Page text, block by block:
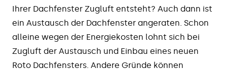
Ihrer Dachfenster Zugluft entsteht? Auch dann ist
ein Austausch der Dachfenster angeraten. Schon
alleine wegen der Energiekosten lohnt sich bei
Zugluft der Austausch und Einbau eines neuen
Roto Dachfensters. Andere Gründe können